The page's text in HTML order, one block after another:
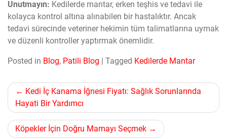
Unutmayın: Kedilerde mantar, erken teşhis ve tedavi ile
kolayca kontrol altına alınabilen bir hastalıktır. Ancak
tedavi sürecinde veteriner hekimin tüm talimatlarına uymak
ve düzenli kontroller yaptırmak önemlidir.
Posted in Blog, Patili Blog | Tagged Kedilerde Mantar
Yazı
gezinmesi
Kedi İç Kanama İğnesi Fiyatı: Sağlık Sorunlarında
Hayati Bir Yardımcı
Köpekler İçin Doğru Mamayı Seçmek